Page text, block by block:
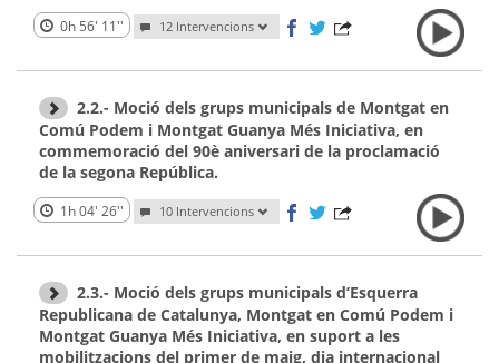
0h 56' 11'' 12 Intervencions
2.2.- Moció dels grups municipals de Montgat en
Comú Podem i Montgat Guanya Més Iniciativa, en
commemoració del 90è aniversari de la proclamació
de la segona República.
1h 04' 26'' 10 Intervencions
2.3.- Moció dels grups municipals d’Esquerra
Republicana de Catalunya, Montgat en Comú Podem i
Montgat Guanya Més Iniciativa, en suport a les
mobilitzacions del primer de maig, dia internacional